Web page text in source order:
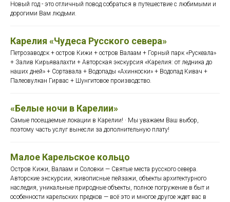
Новый год - это отличный повод собраться в путешествие с любимыми и
дорогими Вам людьми.
Карелия «Чудеса Русского севера»
Петрозаводск + остров Кижи + остров Валаам + Горный парк «Рускеала»
+ Залив Кирьявалахти + Авторская экскурсия «Карелия: от ледника до
наших дней» + Сортавала + Водопады «Ахинкоски» + Водопад Кивач +
Палеовулкан Гирвас + Шунгитовое производство.
«Белые ночи в Карелии»
Самые посещаемые локации в Карелии! · Мы уважаем Ваш выбор,
поэтому часть услуг вынесли за дополнительную плату!
Малое Карельское кольцо
Остров Кижи, Валаам и Соловки — Святые места русского севера.
Авторские экскурсии, живописные пейзажи, объекты архитектурного
наследия, уникальные природные объекты, полное погружение в быт и
особенности карельских предков — всё это и многое другое ждет вас в